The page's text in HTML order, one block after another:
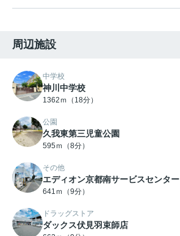
周辺施設
中学校
神川中学校
1362ｍ（18分）
公園
久我東第三児童公園
595ｍ（8分）
その他
エディオン京都南サービスセンター
641ｍ（9分）
ドラッグストア
ダックス伏見羽束師店